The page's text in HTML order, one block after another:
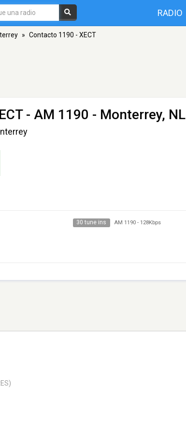
RADIO
» Contacto 1190 - XECT
- AM 1190 - Monterrey, NL
30 tune ins AM 1190- 128Kbps